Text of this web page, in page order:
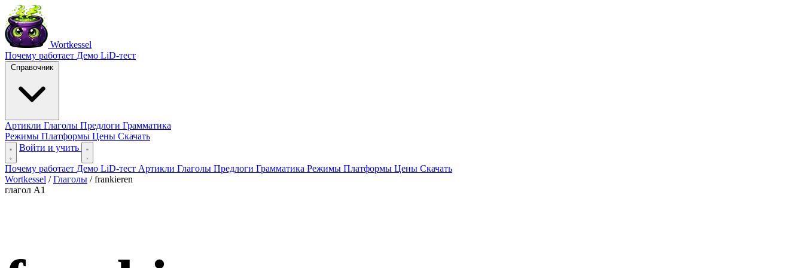
Wortkessel
Почему работает Демо LiD-тест
Справочник
Артикли Глаголы Предлоги Грамматика
Режимы Платформы Цены Скачать
Войти и учить
Почему работает Демо LiD-тест Артикли Глаголы Предлоги Грамматика Режимы Платформы Цены Скачать
Wortkessel / Глаголы / frankieren
глагол A1